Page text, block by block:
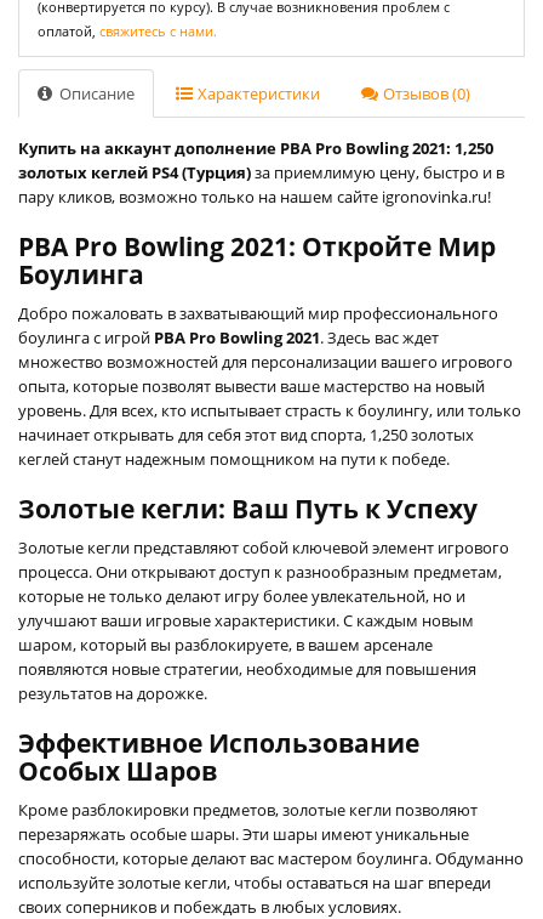
(конвертируется по курсу). В случае возникновения проблем с
оплатой, свяжитесь с нами.
Описание Характеристики Отзывов (0)
Купить на аккаунт дополнение PBA Pro Bowling 2021: 1,250
золотых кеглей PS4 (Турция)за приемлимую цену, быстро и в
пару кликов, возможно только на нашем сайте igronovinka.ru!
PBA Pro Bowling 2021: Откройте Мир
Боулинга
Добро пожаловать в захватывающий мир профессионального
боулинга с игрой PBA Pro Bowling 2021. Здесь вас ждет
множество возможностей для персонализации вашего игрового
опыта, которые позволят вывести ваше мастерство на новый
уровень. Для всех, кто испытывает страсть к боулингу, или только
начинает открывать для себя этот вид спорта, 1,250 золотых
кеглей станут надежным помощником на пути к победе.
Золотые кегли: Ваш Путь к Успеху
Золотые кегли представляют собой ключевой элемент игрового
процесса. Они открывают доступ к разнообразным предметам,
которые не только делают игру более увлекательной, но и
улучшают ваши игровые характеристики. С каждым новым
шаром, который вы разблокируете, в вашем арсенале
появляются новые стратегии, необходимые для повышения
результатов на дорожке.
Эффективное Использование
Особых Шаров
Кроме разблокировки предметов, золотые кегли позволяют
перезаряжать особые шары. Эти шары имеют уникальные
способности, которые делают вас мастером боулинга. Обдуманно
используйте золотые кегли, чтобы оставаться на шаг впереди
своих соперников и побеждать в любых условиях.